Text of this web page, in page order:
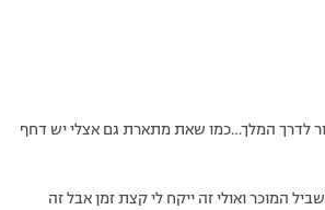
לדרך המלך…כמו שאת מתארת גם אצלי יש דחף
המוכר ואולי זה ייקח לי קצת זמן אבל זה